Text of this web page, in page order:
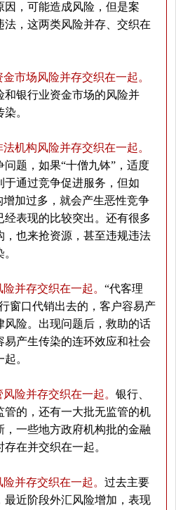
因，可能造成风险，但是案
，这两类风险并存、交织在
市场风险并存交织在一起。
和银行业资金市场的风险并
。
机构风险并存交织在一起。
题，如果“十僧九钵”，适度
通过竞争促进服务，但如
增加过多，就会产生恶性竞争
经表现的比较突出。还有很多
，也来抢资源，甚至违规违法
并存交织在一起。 “代客理
窗口代销出去的，客户容易产
风险。出现问题后，救助的话
产生传染的连环效应和社会
。
险并存交织在一起。 银行、
管的，还有一大批无监管的机
一些地方政府机构批的金融
在并交织在一起。
并存交织在一起。 过去主要
最近阶段外汇风险增加，表现